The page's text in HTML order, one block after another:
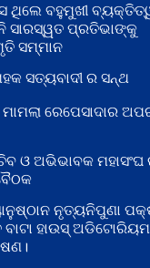
ଥିଲେ ବହୁମୁଖୀ
ସାରସ୍ୱତ ପ୍ରତିଭାଙ୍କୁ
ସମ୍ମାନ
ସତ୍ୟବାଦୀ ର ସନ୍ଥ
ରେପେସାଦାର
ଓ ଅଭିଭାବକ ମହାସଂଘ
ନୃତ୍ୟନିପୁଣା
ହାଉସ୍